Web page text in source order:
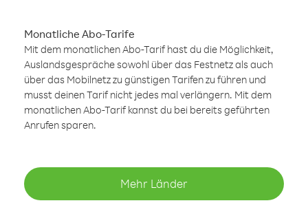
Monatliche Abo-Tarife
Mit dem monatlichen Abo-Tarif hast du die Möglichkeit,
Auslandsgespräche sowohl über das Festnetz als auch
über das Mobilnetz zu günstigen Tarifen zu führen und
musst deinen Tarif nicht jedes mal verlängern. Mit dem
monatlichen Abo-Tarif kannst du bei bereits geführten
Anrufen sparen.
Mehr Länder